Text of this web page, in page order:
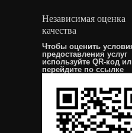
Независимая оценка
качества
Чтобы оценить
предоставления услуг
используйте QR-код
перейдите поссылке